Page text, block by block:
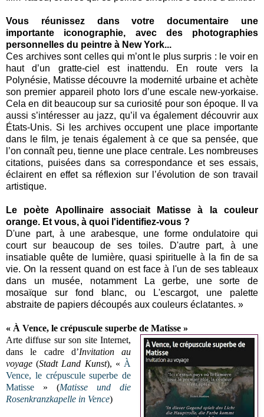
Vous réunissez dans votre documentaire une
importante iconographie, avec des photographies
personnelles du peintre à New York...
Ces archives sont celles qui m’ont le plus surpris : le voir en
haut d’un gratte-ciel est inattendu. En route vers la
Polynésie, Matisse découvre la modernité urbaine et achète
son premier appareil photo lors d’une escale new-yorkaise.
Cela en dit beaucoup sur sa curiosité pour son époque. Il va
aussi s’intéresser au jazz, qu’il va également découvrir aux
États-Unis. Si les archives occupent une place importante
dans le film, je tenais également à ce que sa pensée, que
l’on connaît peu, tienne une place centrale. Les nombreuses
citations, puisées dans sa correspondance et ses essais,
éclairent en effet sa réflexion sur l’évolution de son travail
artistique.
Le poète Apollinaire associait Matisse à la couleur
orange. Et vous, à quoi l'identifiez-vous ?
D'une part, à une arabesque, une forme ondulatoire qui
court sur beaucoup de ses toiles. D'autre part, à une
insatiable quête de lumière, quasi spirituelle à la fin de sa
vie. On la ressent quand on est face à l'un de ses tableaux
dans un musée, notamment La gerbe, une sorte de
mosaïque sur fond blanc, ou L'escargot, une palette
abstraite de papiers découpés aux couleurs éclatantes. »
« À Vence, le crépuscule superbe de Matisse »
Arte diffuse sur son site Internet,
dans le cadre d’Invitation au
voyage (Stadt Land Kunst), « À
Vence, le crépuscule superbe de
Matisse » (Matisse und die
Rosenkranzkapelle in Vence)